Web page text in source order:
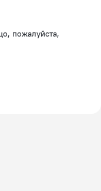
пожалуйста,